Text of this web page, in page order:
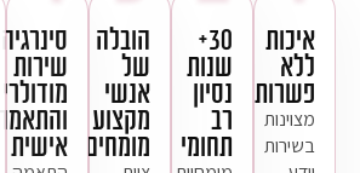
איכות
ללא
פשרות
מצוינות
בשירות
30+
שנות
נסיון
רב
תחומי
הובלה
של
אנשי
מקצוע
מומחים
סינרגיה,
שירות
מודולרי
והתאמה
אישית